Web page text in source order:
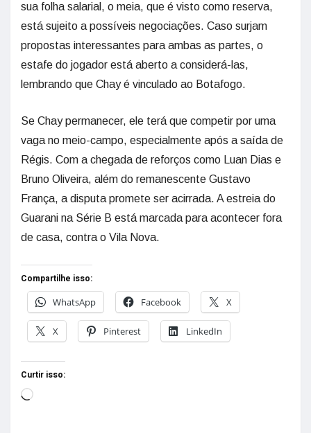
sua folha salarial, o meia, que é visto como reserva,
está sujeito a possíveis negociações. Caso surjam
propostas interessantes para ambas as partes, o
estafe do jogador está aberto a considerá-las,
lembrando que Chay é vinculado ao Botafogo.
Se Chay permanecer, ele terá que competir por uma
vaga no meio-campo, especialmente após a saída de
Régis. Com a chegada de reforços como Luan Dias e
Bruno Oliveira, além do remanescente Gustavo
França, a disputa promete ser acirrada. A estreia do
Guarani na Série B está marcada para acontecer fora
de casa, contra o Vila Nova.
Compartilhe isso:
WhatsApp
Facebook X
X Pinterest LinkedIn
Curtir isso: